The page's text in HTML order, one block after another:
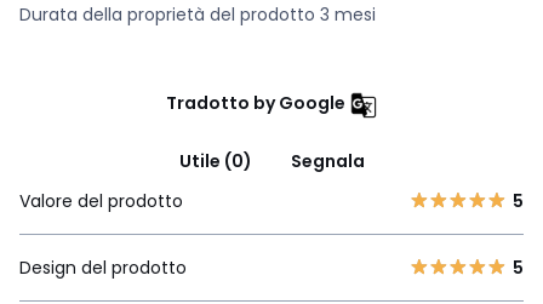
Durata della proprietà del prodotto 3 mesi
Tradotto by Google
Utile (0)
Segnala
Valore del prodotto
5
Design del prodotto 5